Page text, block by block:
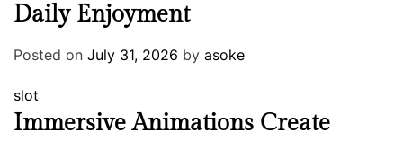
Daily Enjoyment
Posted on July 31, 2026 by asoke
slot
Immersive Animations Create